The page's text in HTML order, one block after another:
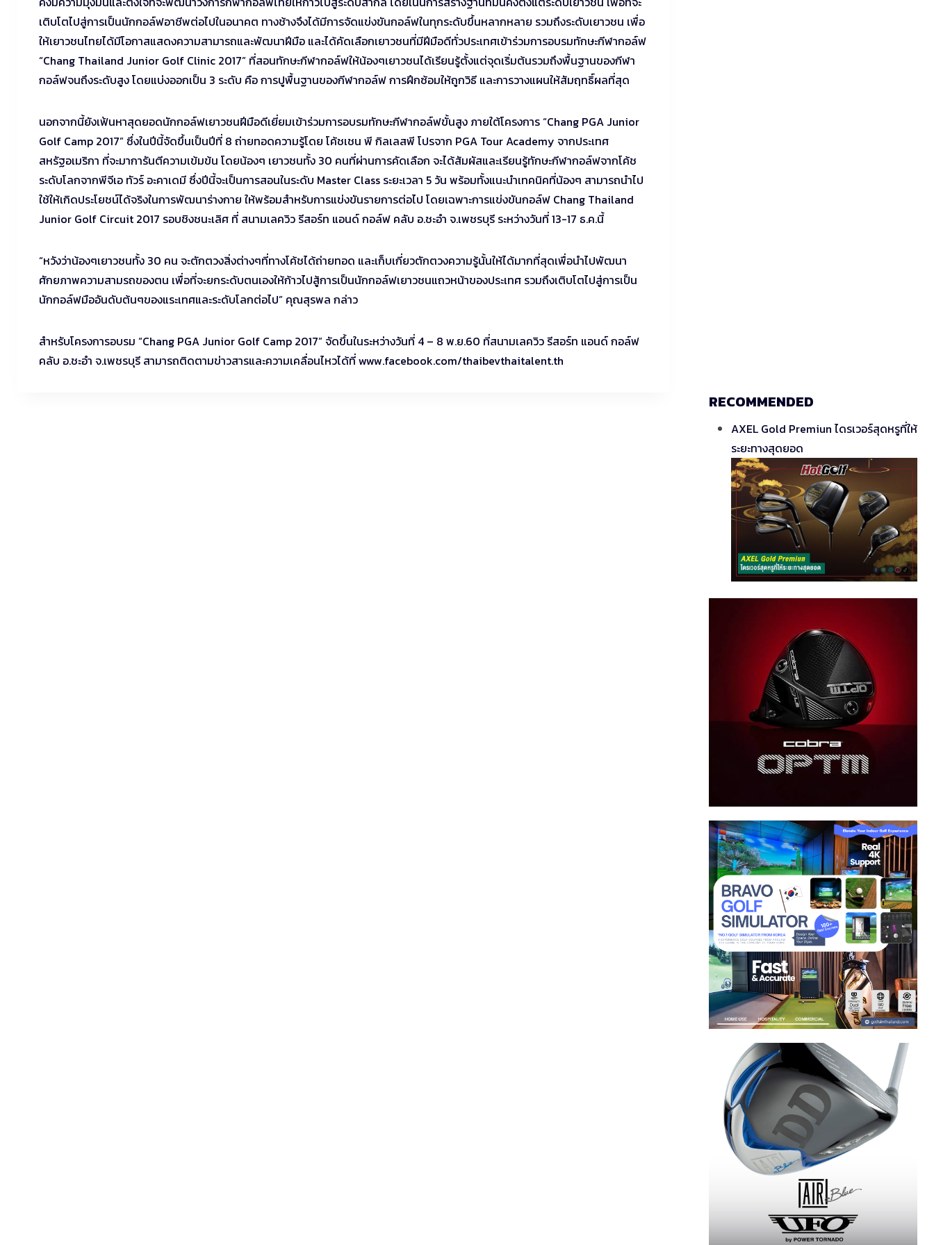
เติบโตไปสู่การเป็นนักกอล์ฟอาชีพต่อไปในอนาคต ทางช้างจึงได้มีการจัดแข่งขันกอล์ฟในทุกระดับขึ้นหลากหลาย รวมถึงระดับเยาวชน เพื่อ
ให้เยาวชนไทยได้มีโอกาสแสดงความสามารถและพัฒนาฝีมือ และได้คัดเลือกเยาวชนที่มีฝีมือดีทั่วประเทศเข้าร่วมการอบรมทักษะกีฬากอล์ฟ
“Chang Thailand Junior Golf Clinic 2017” ที่สอนทักษะกีฬากอล์ฟให้น้องๆเยาวชนได้เรียนรู้ตั้งแต่จุดเริ่มต้นรวมถึงพื้นฐานของกีฬา
กอล์ฟจนถึงระดับสูง โดยแบ่งออกเป็น 3 ระดับ คือ การปูพื้นฐานของกีฬากอล์ฟ การฝึกซ้อมให้ถูกวิธี และการวางแผนให้สัมฤทธิ์ผลที่สุด
นอกจากนี้ยังเฟ้นหาสุดยอดนักกอล์ฟเยาวชนฝีมือดีเยี่ยมเข้าร่วมการอบรมทักษะกีฬากอล์ฟขั้นสูง ภายใต้โครงการ “Chang PGA Junior
Golf Camp 2017” ซึ่งในปีนี้จัดขึ้นเป็นปีที่ 8 ถ่ายทอดความรู้โดย โค้ชเชน พี กิลเลสพี โปรจาก PGA Tour Academy จากประเทศ
สหรัฐอเมริกา ที่จะมาการันตีความเข้มข้น โดยน้องๆ เยาวชนทั้ง 30 คนที่ผ่านการคัดเลือก จะได้สัมผัสและเรียนรู้ทักษะกีฬากอล์ฟจากโค้ช
ระดับโลกจากพีจีเอ ทัวร์ อะคาเดมี ซึ่งปีนี้จะเป็นการสอนในระดับ Master Class ระยะเวลา 5 วัน พร้อมทั้งแนะนำเทคนิคที่น้องๆ สามารถนำไป
ใช้ให้เกิดประโยชน์ได้จริงในการพัฒนาร่างกาย ให้พร้อมสำหรับการแข่งขันรายการต่อไป โดยเฉพาะการแข่งขันกอล์ฟ Chang Thailand
Junior Golf Circuit 2017 รอบชิงชนะเลิศ ที่ สนามเลควิว รีสอร์ท แอนด์ กอล์ฟ คลับ อ.ชะอำ จ.เพชรบุรี ระหว่างวันที่ 13-17 ธ.ค.นี้
“หวังว่าน้องๆเยาวชนทั้ง 30 คน จะตักตวงสิ่งต่างๆที่ทางโค้ชได้ถ่ายทอด และเก็บเกี่ยวตักตวงความรู้นั้นให้ได้มากที่สุดเพื่อนำไปพัฒนา
ศักยภาพความสามรถของตน เพื่อที่จะยกระดับตนเองให้ก้าวไปสู้การเป็นนักกอล์ฟเยาวชนแถวหน้าของประเทศ รวมถึงเติบโตไปสู่การเป็น
นักกอล์ฟมืออันดับต้นๆของแระเทศและระดับโลกต่อไป” คุณสุรพล กล่าว
สำหรับโครงการอบรม “Chang PGA Junior Golf Camp 2017” จัดขึ้นในระหว่างวันที่ 4 – 8 พ.ย.60 ที่สนามเลควิว รีสอร์ท แอนด์ กอล์ฟ
คลับ อ.ชะอำ จ.เพชรบุรี สามารถติดตามข่าวสารและความเคลื่อนไหวได้ที่ www.facebook.com/thaibevthaitalent.th
RECOMMENDED
AXEL Gold Premiun ไดรเวอร์สุดหรูที่ให้
ระยะทางสุดยอด